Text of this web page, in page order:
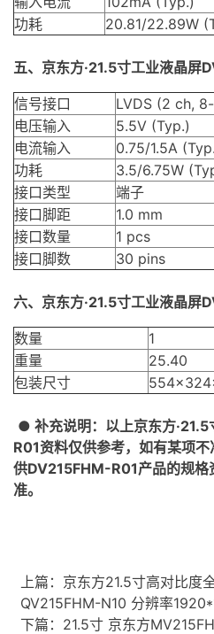
功耗
20.81/22.89W
五、 京东方·21.5寸工业液晶屏
信号接口 LVDS (2 ch,
电压输入
5.5V (Typ.)
电流输入
0.75/1.5A
功耗
3.5/6.75W
接口类型
端子
接口脚距
1.0 mm
接口数量
1 pcs
接口脚数
30 pins
六、 京东方·21.5寸工业液晶屏
数量
1
重量
25.40
包装尺寸
● 补充说明：以上京东方
R01资料仅供参考，如有某项
供DV215FHM-R01产品的规
准。
上篇： 京东方21.5寸高对比度
QV215FHM-N10 分辨率
下篇： 21.5寸 京东方